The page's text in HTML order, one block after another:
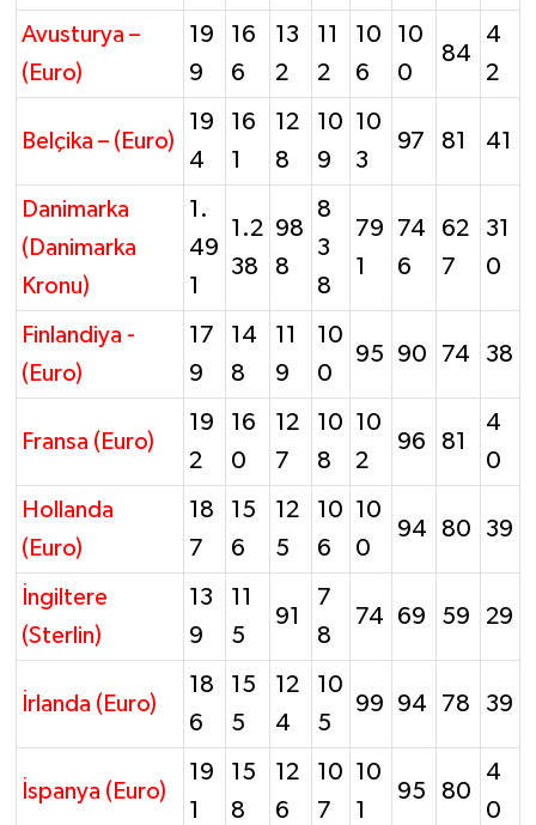
Avusturya –
(Euro)
19
9
16
6
13
2
11
2
10
6
10
0
84
4
2
Belçika – (Euro)
19
4
16
1
12
8
10
9
10
3
97 81 41
Danimarka
(Danimarka
Kronu)
1.
49
1
1.2
38
98
8
8
3
8
79
1
74
6
62
7
31
0
Finlandiya -
(Euro)
17
9
14
8
11
9
10
0
95 90 74 38
Fransa (Euro)
19
2
16
0
12
7
10
8
10
2
96 81
4
0
Hollanda
(Euro)
18
7
15
6
12
5
10
6
10
0
94 80 39
İngiltere
(Sterlin)
13
9
11
5
91
7
8
74 69 59 29
İrlanda (Euro)
18
6
15
5
12
4
10
5
99 94 78 39
İspanya (Euro)
19
1
15
8
12
6
10
7
10
1
95 80
4
0